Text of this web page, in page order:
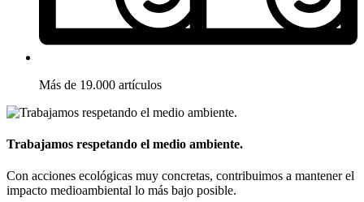
Más de 19.000 artículos
Trabajamos respetando el medio ambiente.
Con acciones ecológicas muy concretas, contribuimos a mantener el
impacto medioambiental lo más bajo posible.